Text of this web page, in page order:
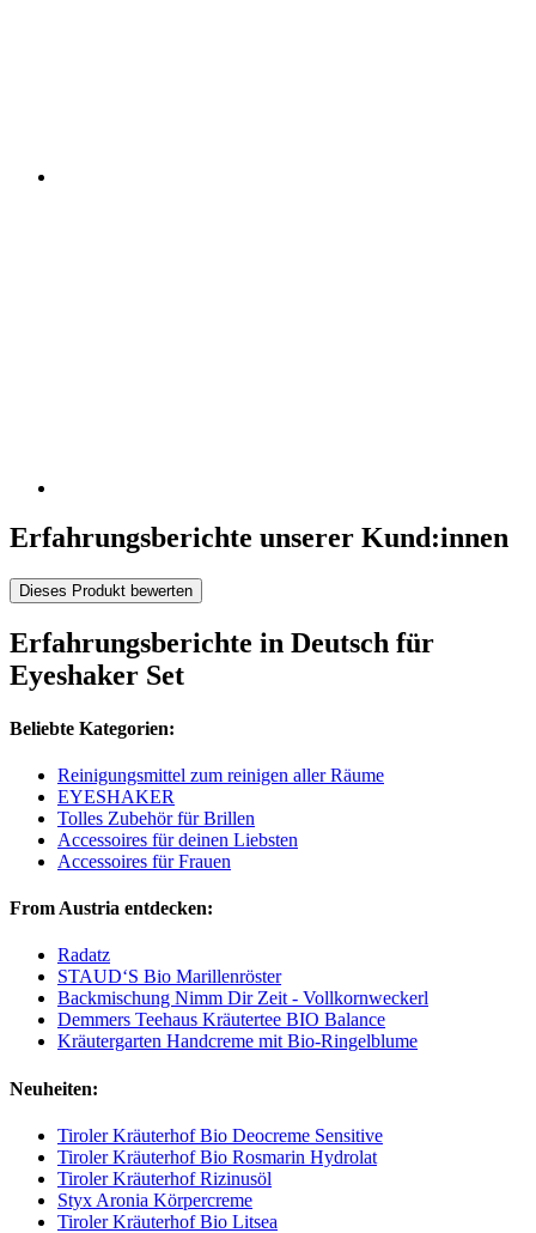
Erfahrungsberichte unserer Kund:innen
Dieses Produkt bewerten
Erfahrungsberichte in Deutsch für
Eyeshaker Set
Beliebte Kategorien:
Reinigungsmittel zum reinigen aller Räume
EYESHAKER
Tolles Zubehör für Brillen
Accessoires für deinen Liebsten
Accessoires für Frauen
From Austria entdecken:
Radatz
STAUD‘S Bio Marillenröster
Backmischung Nimm Dir Zeit - Vollkornweckerl
Demmers Teehaus Kräutertee BIO Balance
Kräutergarten Handcreme mit Bio-Ringelblume
Neuheiten:
Tiroler Kräuterhof Bio Deocreme Sensitive
Tiroler Kräuterhof Bio Rosmarin Hydrolat
Tiroler Kräuterhof Rizinusöl
Styx Aronia Körpercreme
Tiroler Kräuterhof Bio Litsea